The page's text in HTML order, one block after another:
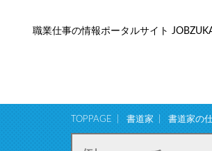
職業仕事の情報ポータルサイト
TOPPAGE 書道家 書道家の